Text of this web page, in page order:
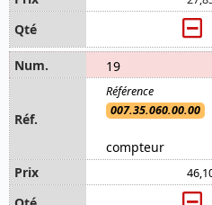
19
007.35.060.00.00
compteur